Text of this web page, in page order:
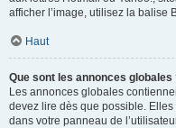
afficher l’image, utilisez la balise
Haut
Que sont les annonces globales
Les annonces globales
devez lire dès que possible.
dans votre panneau de